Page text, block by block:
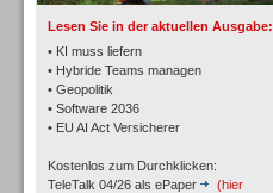
Lesen Sie in der aktuellen Ausgabe:
• KI muss liefern
• Hybride Teams managen
• Geopolitik
• Software 2036
• EU AI Act Versicherer
Kostenlos zum Durchklicken:
TeleTalk 04/26 als ePaper
(hier
Workforce-Management